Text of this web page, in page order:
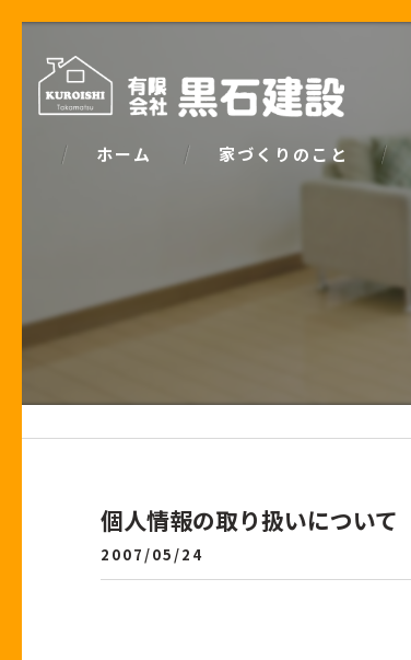
ホーム 家づくりのこと
家づくりで大事な「お金の
個人情報の取り扱いについて
2007/05/24